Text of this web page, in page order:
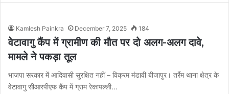
Kamlesh Painkra December 7, 2025 184
वेटावागु कैंप में ग्रामीण की मौत पर दो अलग-अलग दावे,
मामले ने पकड़ा तूल
भाजपा सरकार में आदिवासी सुरक्षित नहीं – विक्रम मंडावी बीजापुर। तर्रेम थाना क्षेत्र के
वेटावागु सीआरपीएफ कैंप में ग्राम रेकापल्ली…